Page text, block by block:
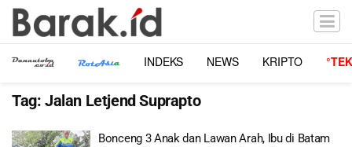
INDEKS NEWS KRIPTO
Tag: Jalan Letjend Suprapto
Bonceng 3 Anak dan Lawan Arah, Ibu di Batam